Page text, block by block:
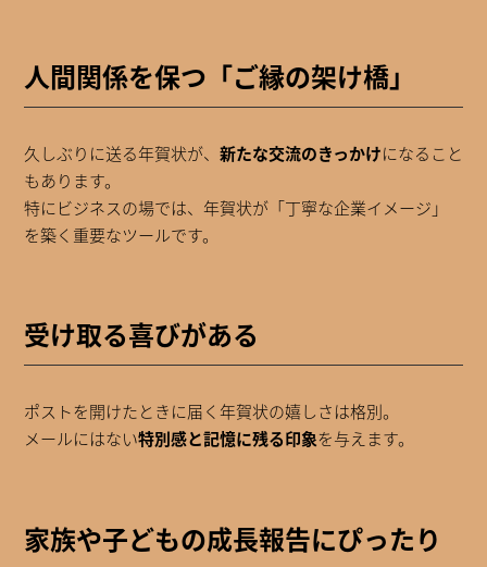
人間関係を保つ「ご縁の架け橋」
久しぶりに送る年賀状が、 新たな交流のきっかけになること
もあります。
特にビジネスの場では、年賀状が「丁寧な企業イメージ」
を築く重要なツールです。
受け取る喜びがある
ポストを開けたときに届く年賀状の嬉しさは格別。
メールにはない特別感と記憶に残る印象を与えます。
家族や子どもの成長報告にぴったり